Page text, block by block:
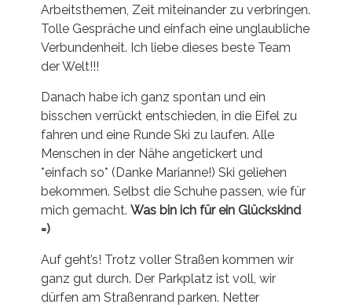
Arbeitsthemen, Zeit miteinander zu verbringen.
Tolle Gespräche und einfach eine unglaubliche
Verbundenheit. Ich liebe dieses beste Team
der Welt!!!
Danach habe ich ganz spontan und ein
bisschen verrückt entschieden, in die Eifel zu
fahren und eine Runde Ski zu laufen. Alle
Menschen in der Nähe angetickert und
*einfach so* (Danke Marianne!) Ski geliehen
bekommen. Selbst die Schuhe passen, wie für
mich gemacht.Was bin ich für ein Glückskind
=)
Auf geht’s! Trotz voller Straßen kommen wir
ganz gut durch. Der Parkplatz ist voll, wir
dürfen am Straßenrand parken. Netter